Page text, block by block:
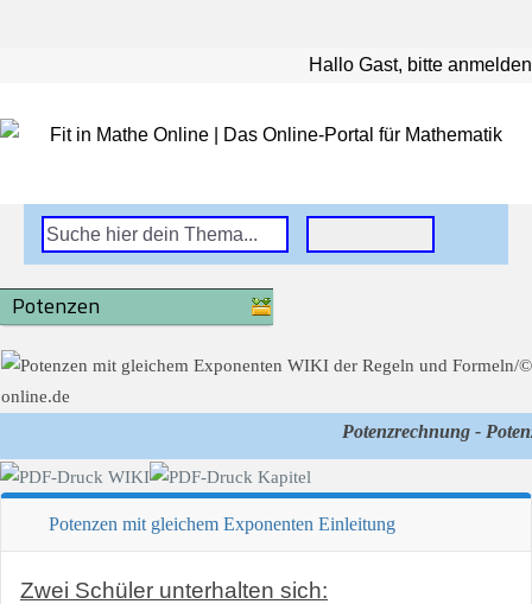
Hallo Gast, bitte anmelden
Potenzen
Potenzrechnung -
Potenzen mit gleichem Exponenten Einleitung
Zwei Schüler unterhalten sich: